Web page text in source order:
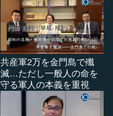
共産軍2万を金門島で殲
滅…ただし一般人の命を
守る軍人の本義を重視